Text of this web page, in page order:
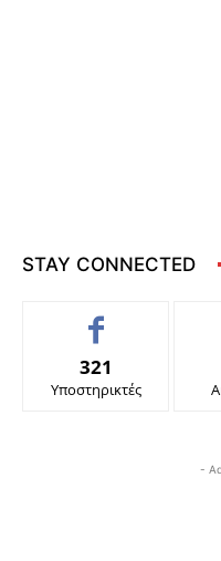
STAY CONNECTED
321
Υποστηρικτές
-